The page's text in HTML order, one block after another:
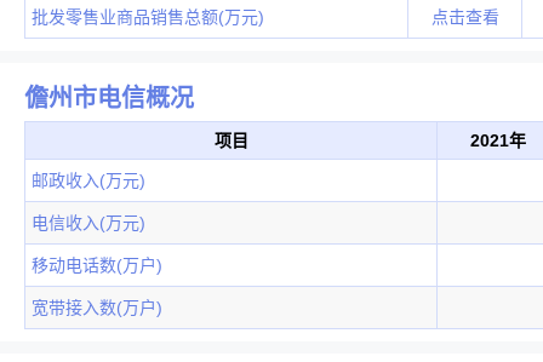
批发零售业商品销售总额(万元) 点击查看
儋州市电信概况
项目 2021年
邮政收入(万元)
电信收入(万元)
移动电话数(万户)
宽带接入数(万户)